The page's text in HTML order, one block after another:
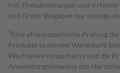
frei. Preisänderungen und
und Gratis-Beigaben nur solange
1 Eine pharmazeutische Prüfung
Produkte in deinem Warenkorb
Wechselwirkungschecks und die
Anwendungshinweise des